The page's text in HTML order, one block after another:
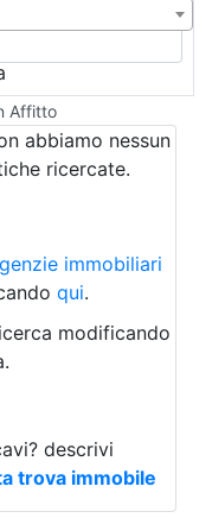
Affitto
abbiamo nessun
ricercate.
immobiliari
qui.
modificando
descrivi
trova immobile